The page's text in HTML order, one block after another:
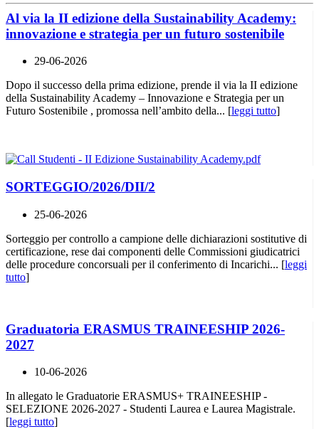
Al via la II edizione della Sustainability Academy:
innovazione e strategia per un futuro sostenibile
29-06-2026
Dopo il successo della prima edizione, prende il via la II edizione
della Sustainability Academy – Innovazione e Strategia per un
Futuro Sostenibile , promossa nell’ambito della... [leggi tutto]
SORTEGGIO/2026/DII/2
25-06-2026
Sorteggio per controllo a campione delle dichiarazioni sostitutive di
certificazione, rese dai componenti delle Commissioni giudicatrici
delle procedure concorsuali per il conferimento di Incarichi... [leggi
tutto]
Graduatoria ERASMUS TRAINEESHIP 2026-
2027
10-06-2026
In allegato le Graduatorie ERASMUS+ TRAINEESHIP -
SELEZIONE 2026-2027 - Studenti Laurea e Laurea Magistrale.
[leggi tutto]